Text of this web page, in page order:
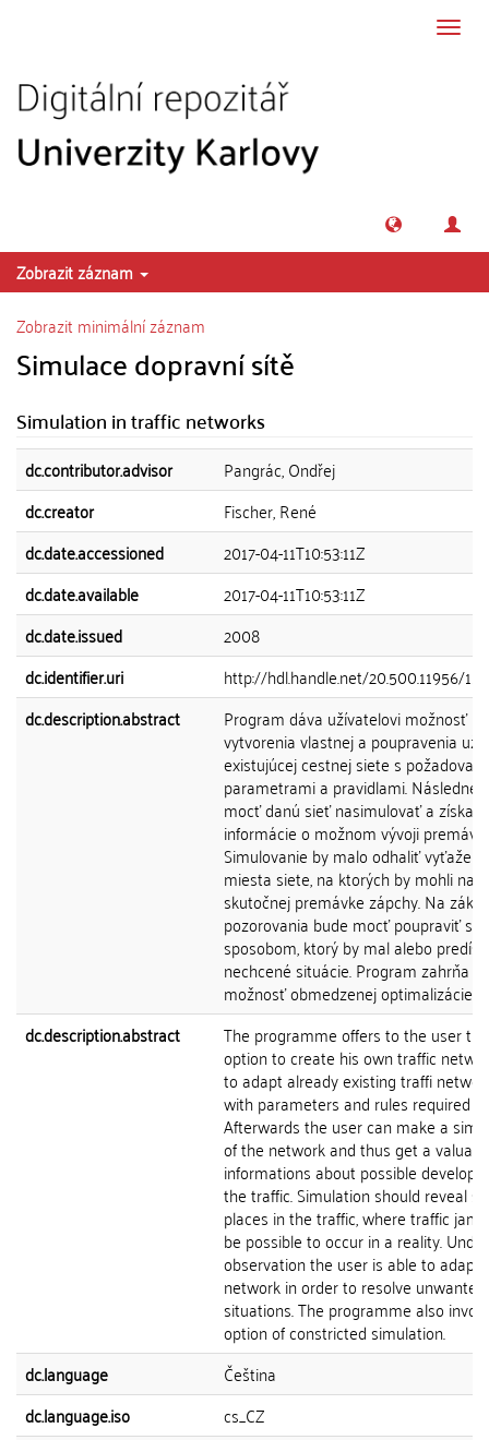
Zobrazit záznam
Zobrazit minimální záznam
Simulace dopravní sítě
Simulation in traffic networks
dc.contributor.advisor
Pangrác, Ondřej
dc.creator
Fischer, René
dc.date.accessioned
2017-04-11T10:53:11Z
dc.date.available
2017-04-11T10:53:11Z
dc.date.issued
2008
dc.identifier.uri
http://hdl.handle.net/20.500.11956/
dc.description.abstract
Program dáva užívatelovi možnosť
vytvorenia vlastnej a poupravenia už
existujúcej cestnej siete s
parametrami a pravidlami. Následne
mocť danú sieť nasimulovať a získať
informácie o možnom vývoji
Simulovanie by malo odhaliť vyťažené
miesta siete, na ktorých by mohli
skutočnej premávke zápchy. Na
pozorovania bude mocť poupraviť
sposobom, ktorý by mal alebo predísť
nechcené situácie. Program zahrňa aj
možnosť obmedzenej optimalizácie.
dc.description.abstract
The programme offers to the user the
option to create his own traffic
to adapt already existing traffi
with parameters and rules required
Afterwards the user can make a
of the network and thus get a valuabe
informations about possible
the traffic. Simulation should reveal
places in the traffic, where traffic
be possible to occur in a reality.
observation the user is able to adapt
network in order to resolve unwanted
situations. The programme also
option of constricted simulation.
dc.language
Čeština
dc.language.iso
cs_CZ